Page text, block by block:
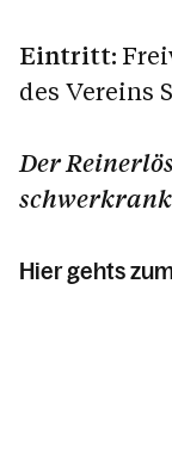
Eintritt:
des Vereins
Der
Hier gehts